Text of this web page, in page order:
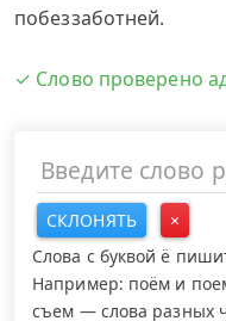
побеззаботней.
✓ Слово проверено
СКЛОНЯТЬ
×
Слова с буквой ё
Например: поём и
съем — слова разных